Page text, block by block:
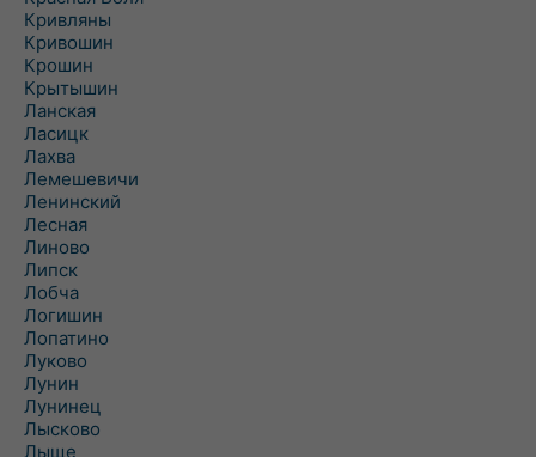
Кривляны
Кривошин
Крошин
Крытышин
Ланская
Ласицк
Лахва
Лемешевичи
Ленинский
Лесная
Линово
Липск
Лобча
Логишин
Лопатино
Луково
Лунин
Лунинец
Лысково
Лыще